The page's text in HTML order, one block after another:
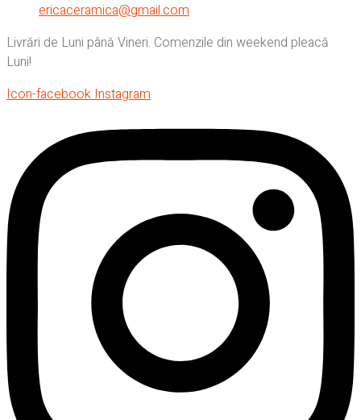
ericaceramica@gmail.com
Livrări de Luni până Vineri. Comenzile din weekend pleacă
Luni!
Icon-facebookInstagram